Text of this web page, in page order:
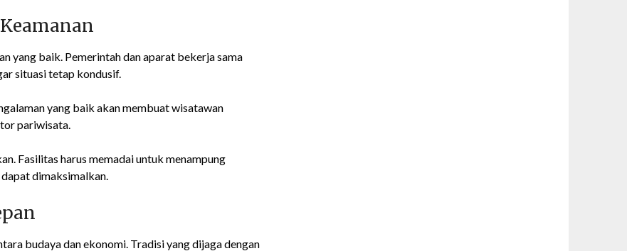
yang baik. Pemerintah dan aparat bekerja sama
situasi tetap kondusif.
yang baik akan membuat wisatawan
pariwisata.
Fasilitas harus memadai untuk menampung
dimaksimalkan.
budaya dan ekonomi. Tradisi yang dijaga dengan